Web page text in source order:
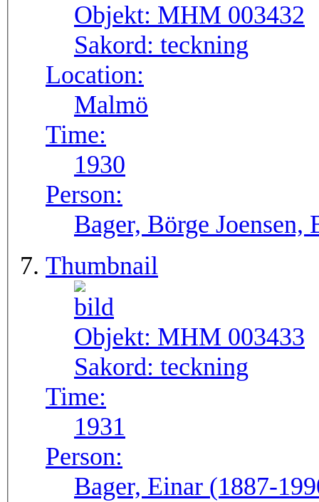
Objekt: MHM 003432
Sakord: teckning
Location:
Malmö
Time:
1930
Person:
Bager, Börge
Thumbnail
Objekt: MHM 003433
Sakord: teckning
Time:
1931
Person:
Bager, Einar (1887-